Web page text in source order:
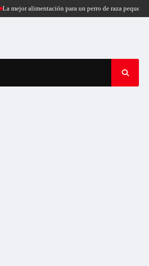
alimentación para un perro de raza pequeña